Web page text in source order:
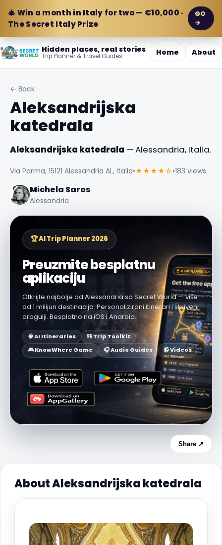
🎄 Win a month in Italy for two — €10,000 ·
The Secret Italy Prize
GO
→
Hidden places, real stories
Trip Planner & Travel Guides Home About
← Back
Aleksandrijska
katedrala
Aleksandrijska katedrala — Alessandria, Italia.
Via Parma, 15121 Alessandria AL, Italia•★★★★☆•183 views
Michela Saros
Alessandria
🏆 AI Trip Planner 2026
Preuzmite besplatnu
aplikaciju
Otkrijte najbolje od Alessandria sa Secret World — više
od 1 milijun destinacija. Personalizirani itinerari i skriveni
dragulji. Besplatno na iOS i Android.
🧠 AI Itineraries
🎒 Trip Toolkit
🎮 KnowWhere Game
🎧 Audio Guides 📹 Videos
Share ↗
About Aleksandrijska katedrala